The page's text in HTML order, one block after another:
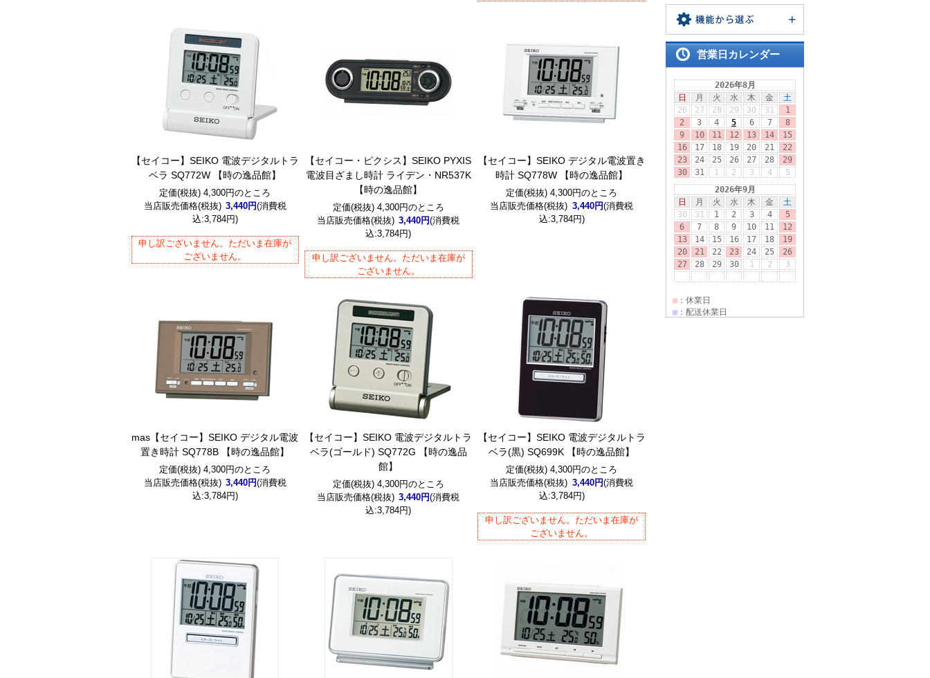
【セイコー】SEIKO 電波デジタルトラ
ベラ SQ772W 【時の逸品館】
定価(税抜) 4,300円のところ
当店販売価格(税抜) 3,440円(消費税
込:3,784円)
申し訳ございません。ただいま在庫が
ございません。
【セイコー・ピクシス】SEIKO PYXIS
電波目ざまし時計 ライデン・NR537K
【時の逸品館】
定価(税抜) 4,300円のところ
当店販売価格(税抜) 3,440円(消費税
込:3,784円)
申し訳ございません。ただいま在庫が
ございません。
【セイコー】SEIKO デジタル電波置き
時計 SQ778W 【時の逸品館】
定価(税抜) 4,300円のところ
当店販売価格(税抜) 3,440円(消費税
込:3,784円)
mas 【セイコー】SEIKO デジタル電波
置き時計 SQ778B 【時の逸品館】
定価(税抜) 4,300円のところ
当店販売価格(税抜) 3,440円(消費税
込:3,784円)
【セイコー】SEIKO 電波デジタルトラ
ベラ(ゴールド) SQ772G 【時の逸品
館】
定価(税抜) 4,300円のところ
当店販売価格(税抜) 3,440円(消費税
込:3,784円)
【セイコー】SEIKO 電波デジタルトラ
ベラ(黒) SQ699K 【時の逸品館】
定価(税抜) 4,300円のところ
当店販売価格(税抜) 3,440円(消費税
込:3,784円)
申し訳ございません。ただいま在庫が
ございません。
営業日カレンダー